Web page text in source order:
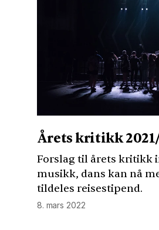
Årets kritikk
Forslag til årets kritikk
musikk, dans kan nå
tildeles reisestipend.
8. mars 2022